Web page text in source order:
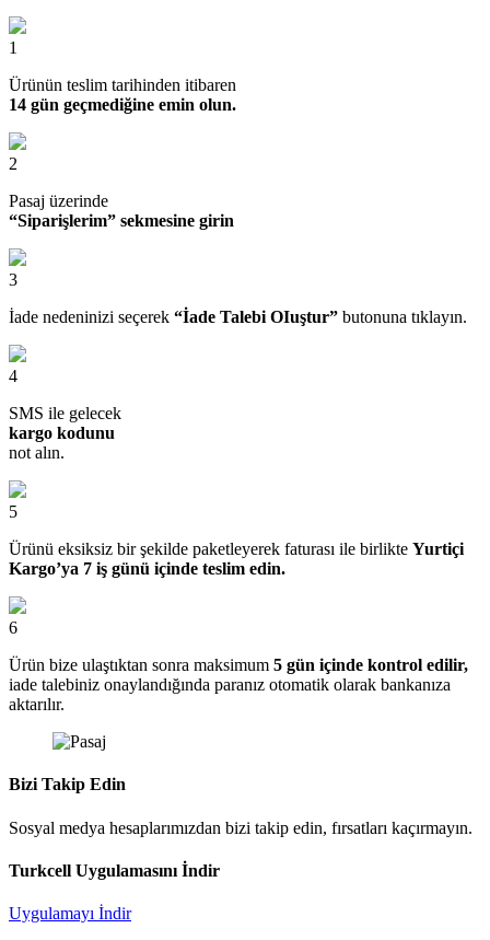
1
Ürünün teslim tarihinden itibaren
14 gün geçmediğine emin olun.
2
Pasaj üzerinde
“Siparişlerim” sekmesine girin
3
İade nedeninizi seçerek “İade Talebi OIuştur” butonuna tıklayın.
4
SMS ile gelecek
kargo kodunu
not alın.
5
Ürünü eksiksiz bir şekilde paketleyerek faturası ile birlikte Yurtiçi
Kargo’ya 7 iş günü içinde teslim edin.
6
Ürün bize ulaştıktan sonra maksimum 5 gün içinde kontrol edilir,
iade talebiniz onaylandığında paranız otomatik olarak bankanıza
aktarılır.
Bizi Takip Edin
Sosyal medya hesaplarımızdan bizi takip edin, fırsatları kaçırmayın.
Turkcell Uygulamasını İndir
Uygulamayı İndir